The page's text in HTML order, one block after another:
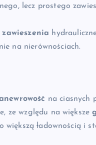
lecz prostego
zawieszenia
na nierównościach.
na ciasnych
ze względu na większe
ładownością i